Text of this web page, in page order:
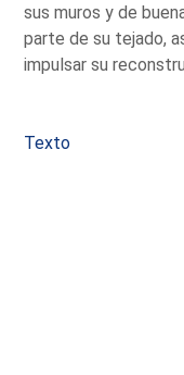
sus muros y de
parte de su tejado,
impulsar su
Texto